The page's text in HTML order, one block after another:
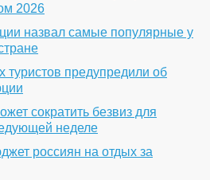
2026
назвал самые популярные у
туристов предупредили об
сократить безвиз для
неделе
россиян на отдых за